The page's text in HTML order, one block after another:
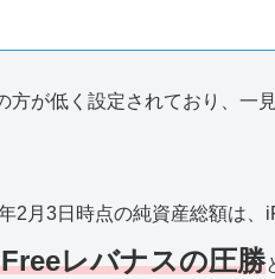
が低く設定されており、一
2月3日時点の純資産総額は、
レバナスの圧勝